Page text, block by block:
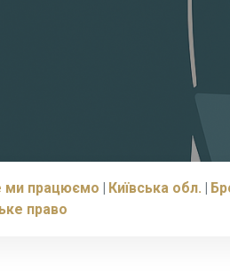
ми працюємо Київська обл.
право